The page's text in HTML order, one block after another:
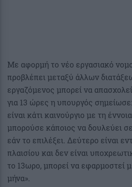
Με αφορμή το νέο εργασιακό
προβλέπει μεταξύ άλλων
εργαζόμενος μπορεί να
για 13 ώρες η υπουργός
είναι κάτι καινούργιο με τη
μπορούσε κάποιος να δουλεύει
εάν το επιλέξει. Δεύτερο είναι
πλαισίου και δεν είναι
το 13ωρο, μπορεί να εφαρμοστεί
μήνα».